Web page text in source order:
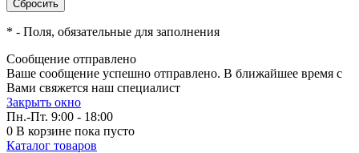
* - Поля, обязательные для заполнения
Сообщение отправлено
Ваше сообщение успешно отправлено. В ближайшее время с
Вами свяжется наш специалист
Закрыть окно
Пн.-Пт. 9:00 - 18:00
0 В корзине пока пусто
Каталог товаров